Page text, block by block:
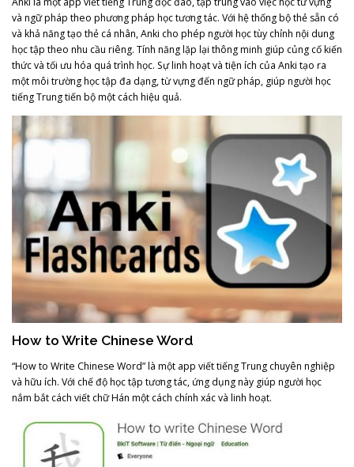
và ngữ pháp theo phương pháp học tương tác. Với hệ thống bộ thẻ sẵn có
và khả năng tạo thẻ cá nhân, Anki cho phép người học tùy chỉnh nội dung
học tập theo nhu cầu riêng. Tính năng lặp lại thông minh giúp củng cố kiến
thức và tối ưu hóa quá trình học. Sự linh hoạt và tiện ích của Anki tạo ra
một môi trường học tập đa dạng, từ vựng đến ngữ pháp, giúp người học
tiếng Trung tiến bộ một cách hiệu quả.
How to Write Chinese Word
“How to Write Chinese Word” là một app viết tiếng Trung chuyên nghiệp
và hữu ích. Với chế độ học tập tương tác, ứng dụng này giúp người học
nắm bắt cách viết chữ Hán một cách chính xác và linh hoạt.